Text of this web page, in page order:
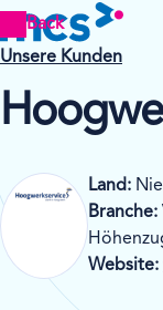
Back
Unsere Kunden
Land:
Branche:
Website: